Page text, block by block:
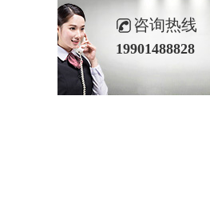
咨询热线
19901488828